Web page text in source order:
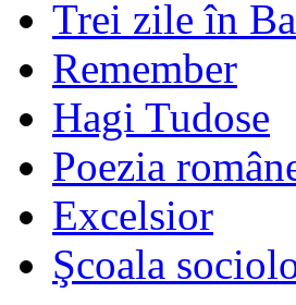
Trei zile în
Remember
Hagi Tudose
Poezia
Excelsior
Şcoala